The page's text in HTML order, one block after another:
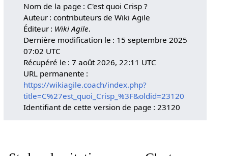
Nom de la page : C'est quoi Crisp ?
Auteur : contributeurs de Wiki Agile
Éditeur : Wiki Agile.
Dernière modification le : 15 septembre 2025
07:02 UTC
Récupéré le : 7 août 2026, 22:11 UTC
URL permanente :
https://wikiagile.coach/index.php?
title=C%27est_quoi_Crisp_%3F&oldid=23120
Identifiant de cette version de page : 23120